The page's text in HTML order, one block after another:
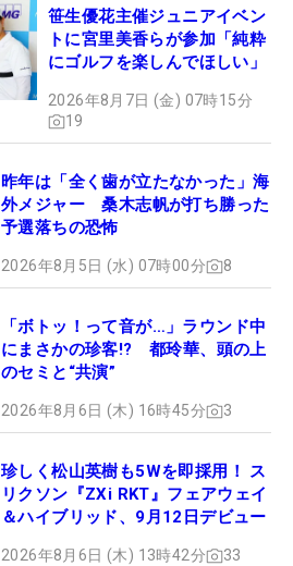
笹生優花主催ジュニアイベン
トに宮里美香らが参加「純粋
にゴルフを楽しんでほしい」
2026年8月7日 (金) 07時15分
19
昨年は「全く歯が立たなかった」海
外メジャー 桑木志帆が打ち勝った
予選落ちの恐怖
2026年8月5日 (水) 07時00分 8
「ボトッ！って音が…」ラウンド中
にまさかの珍客!? 都玲華、頭の上
のセミと“共演”
2026年8月6日 (木) 16時45分 3
珍しく松山英樹も5Wを即採用！ ス
リクソン『ZXi RKT』フェアウェイ
＆ハイブリッド、9月12日デビュー
2026年8月6日 (木) 13時42分 33